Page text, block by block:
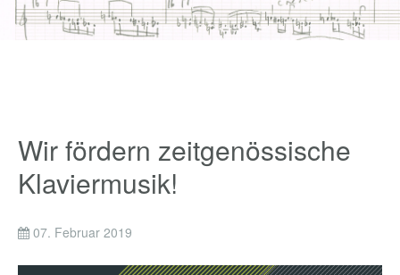
Wir fördern zeitgenössische
Klaviermusik!
07. Februar 2019